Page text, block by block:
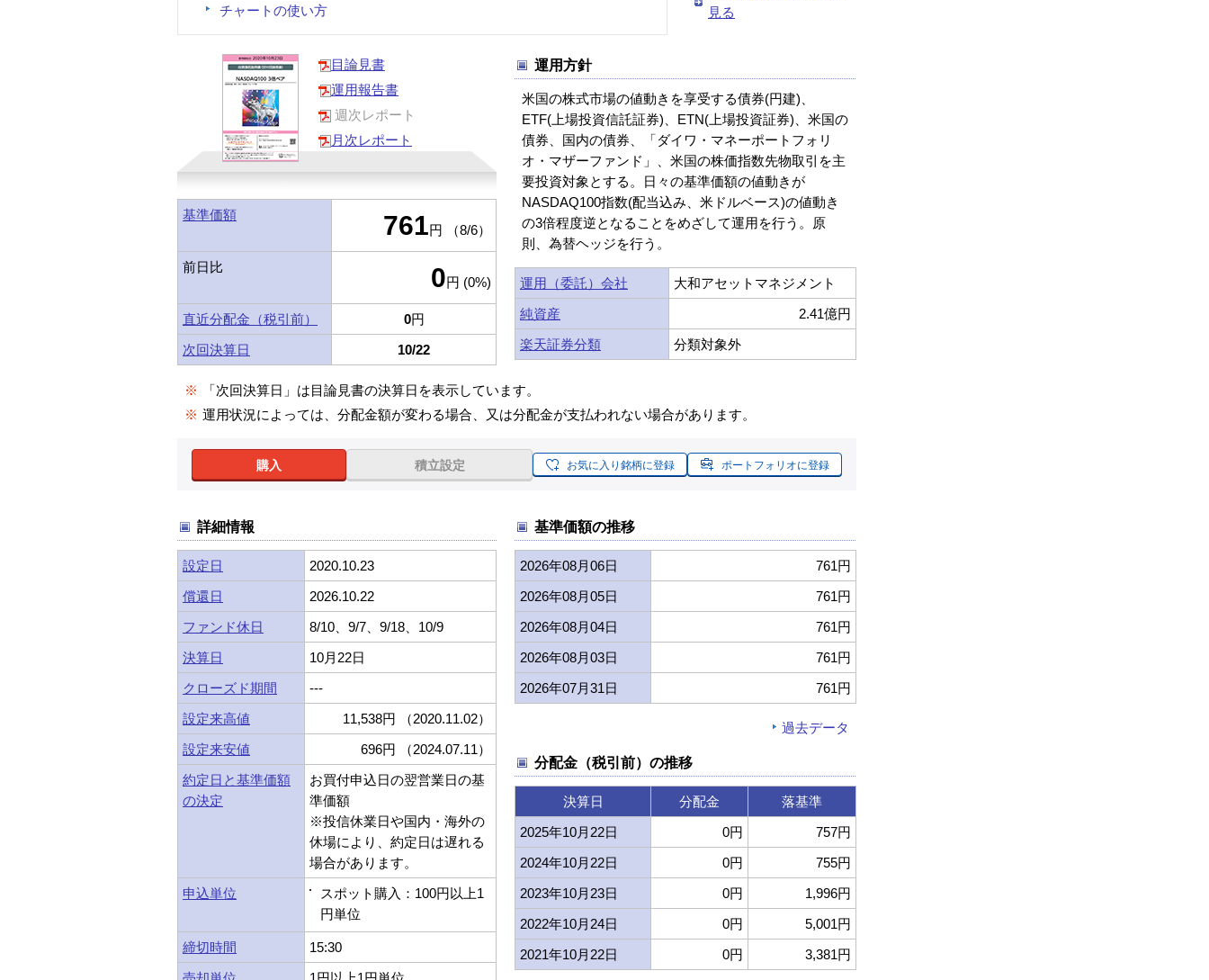
チャートの使い方
見る
目論見書
運用報告書
週次レポート
月次レポート
基準価額 761円 （8/6）
前日比 0円 (0%)
直近分配金（税引前） 0円
次回決算日
10/22
運用方針
米国の株式市場の値動きを享受する債券(円建)、
ETF(上場投資信託証券)、ETN(上場投資証券)、米国の
債券、国内の債券、「ダイワ・マネーポートフォリ
オ・マザーファンド」、米国の株価指数先物取引を主
要投資対象とする。日々の基準価額の値動きが
NASDAQ100指数(配当込み、米ドルベース)の値動き
の3倍程度逆となることをめざして運用を行う。原
則、為替ヘッジを行う。
運用（委託）会社
大和アセットマネジメント
純資産
2.41億円
楽天証券分類
分類対象外
※
「次回決算日」は目論見書の決算日を表示しています。
※ 運用状況によっては、分配金額が変わる場合、又は分配金が支払われない場合があります。
購入 積立設定 お気に入り銘柄に登録 ポートフォリオに登録
詳細情報
設定日
2020.10.23
償還日
2026.10.22
ファンド休日
8/10、9/7、9/18、10/9
決算日
10月22日
クローズド期間
---
設定来高値
11,538円 （2020.11.02）
設定来安値
696円 （2024.07.11）
約定日と基準価額
の決定
お買付申込日の翌営業日の基
準価額
※投信休業日や国内・海外の
休場により、約定日は遅れる
場合があります。
申込単位
スポット購入：100円以上1
円単位
締切時間
15:30
基準価額の推移
2026年08月06日
761円
2026年08月05日
761円
2026年08月04日
761円
2026年08月03日
761円
2026年07月31日
761円
過去データ
分配金（税引前）の推移
決算日 分配金
落基準
2025年10月22日
0円
757円
2024年10月22日
0円
755円
2023年10月23日
0円
1,996円
2022年10月24日
0円
5,001円
2021年10月22日
0円 3,381円